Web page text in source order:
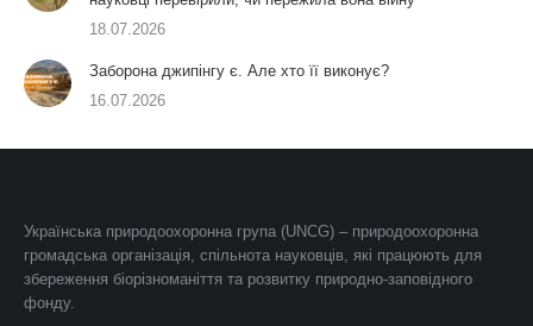
18.07.2026
Заборона джипінгу є. Але хто її виконує?
16.07.2026
Українська природоохоронна група (UNCG) – природоохоронна
громадська організація, спільнота науковців, які працюють для
збереження біорізноманіття та розвитку природно-заповідного
фонду.